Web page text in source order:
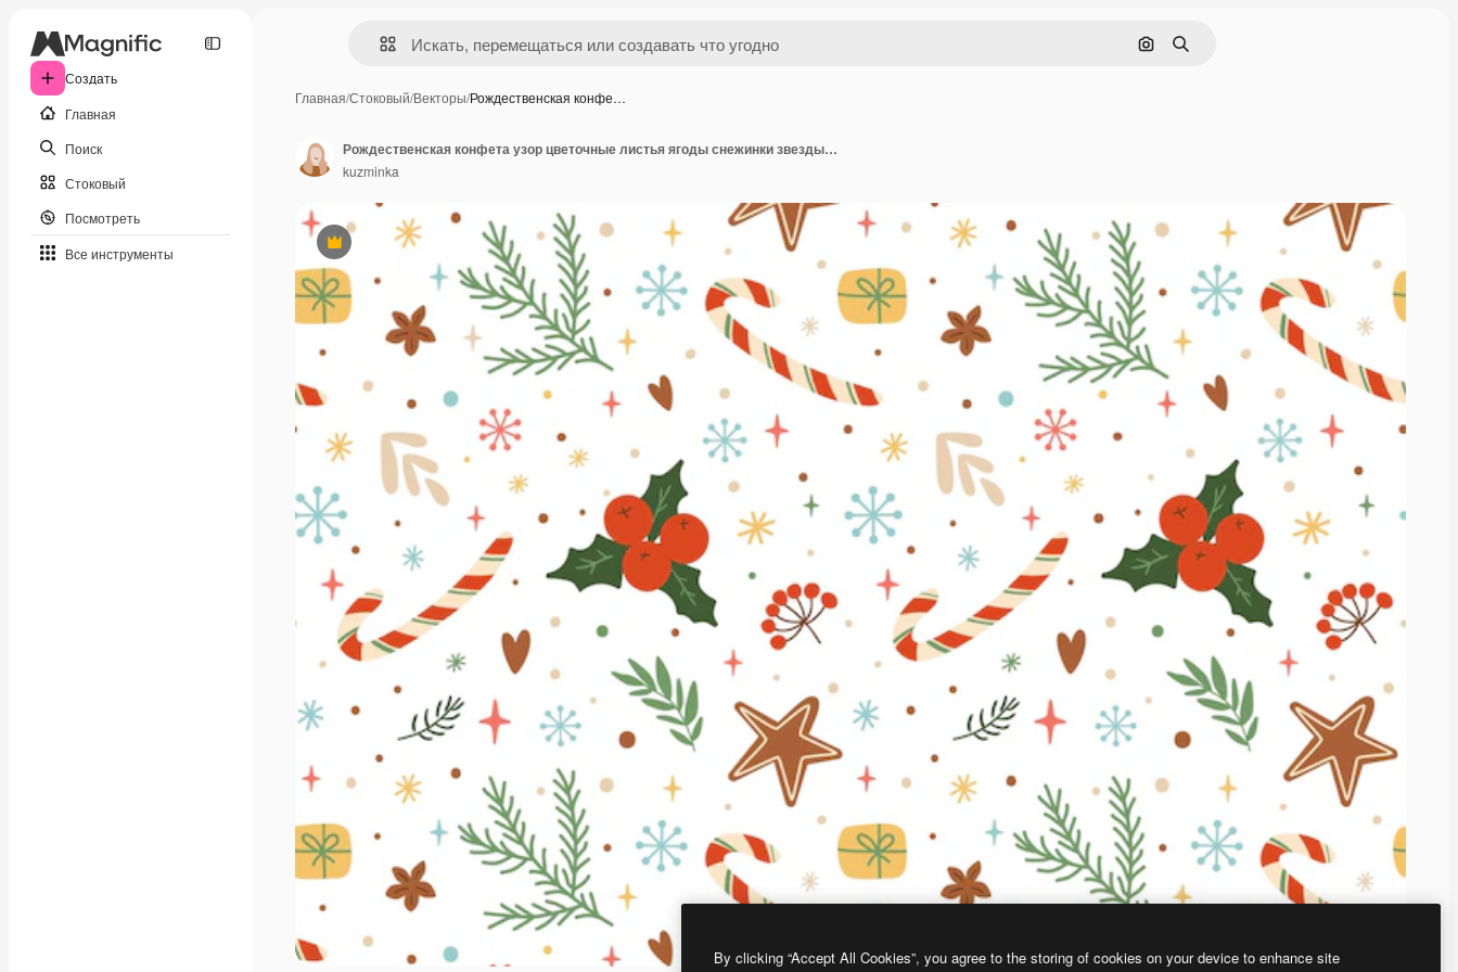
Создать
Главная
Поиск
Стоковый
Посмотреть
Все инструменты
Поиск по изображению
Поиск
Главная/Стоковый/Векторы/Рождественская конфе…
Премиум
Рождественская конфета узор цветочные листья ягоды снежинки звезды еловые ветки элементы на белом фоне Векторные зимние праздники повторяют фон Симпатичные рождественские обои оберточная бумажная ткань
kuzminka
By clicking “Accept All Cookies”, you agree to the storing of cookies on your device to enhance site